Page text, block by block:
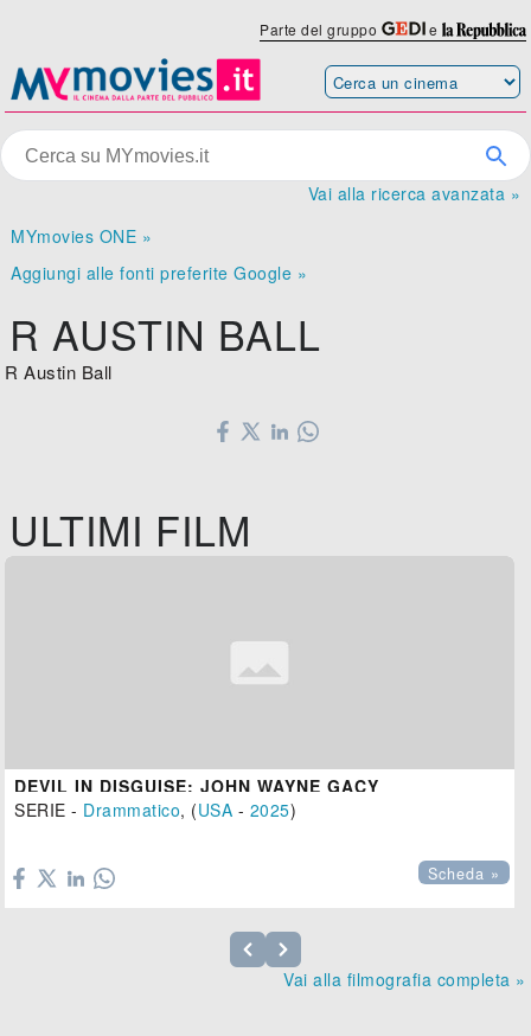
Parte del gruppo e
Vai alla ricerca avanzata »
MYmovies ONE »
Aggiungi alle fonti preferite Google »
R AUSTIN BALL
R Austin Ball
ULTIMI FILM
DEVIL IN DISGUISE: JOHN WAYNE GACY
SERIE - Drammatico, (USA - 2025)
Scheda »
Vai alla filmografia completa »